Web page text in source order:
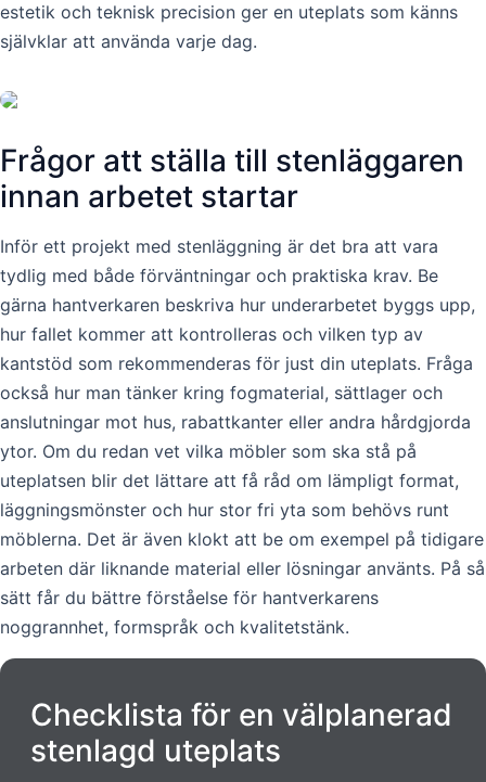
estetik och teknisk precision ger en uteplats som känns
självklar att använda varje dag.
Frågor att ställa till stenläggaren
innan arbetet startar
Inför ett projekt med stenläggning är det bra att vara
tydlig med både förväntningar och praktiska krav. Be
gärna hantverkaren beskriva hur underarbetet byggs upp,
hur fallet kommer att kontrolleras och vilken typ av
kantstöd som rekommenderas för just din uteplats. Fråga
också hur man tänker kring fogmaterial, sättlager och
anslutningar mot hus, rabattkanter eller andra hårdgjorda
ytor. Om du redan vet vilka möbler som ska stå på
uteplatsen blir det lättare att få råd om lämpligt format,
läggningsmönster och hur stor fri yta som behövs runt
möblerna. Det är även klokt att be om exempel på tidigare
arbeten där liknande material eller lösningar använts. På så
sätt får du bättre förståelse för hantverkarens
noggrannhet, formspråk och kvalitetstänk.
Checklista för en välplanerad
stenlagd uteplats